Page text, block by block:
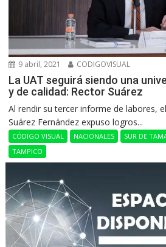
9 abril, 2021 CODIGOVISUAL
La UAT seguirá siendo una
y de calidad: Rector Suárez
Al rendir su tercer informe de labores,
Suárez Fernández expuso logros...
CÓDIGO VISUAL NACIONALES SUR DE
TAMPICO